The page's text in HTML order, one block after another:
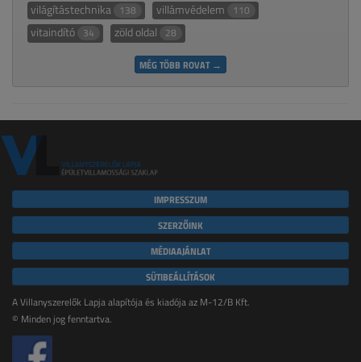
világítástechnika 138 villámvédelem 110
vitaindító 34 zöld oldal 28
MÉG TÖBB ROVAT →
IMPRESSZUM
SZERZŐINK
MÉDIAAJÁNLAT
SÜTIBEÁLLÍTÁSOK
A Villanyszerelők Lapja alapítója és kiadója az M-12/B Kft.
© Minden jog fenntartva.